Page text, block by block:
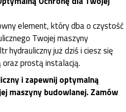
element, który dba o czystość
Twojej maszyny
hydrauliczny już dziś i ciesz się
prostą instalacją.
i zapewnij optymalną
maszyny budowlanej. Zamów